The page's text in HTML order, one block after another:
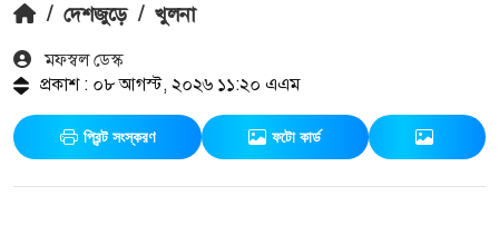
/ দেশজুড়ে / খুলনা
মফস্বল ডেস্ক
প্রকাশ : ০৮ আগস্ট, ২০২৬ ১১:২০ এএম
প্রিন্ট সংস্করণ ফটো কার্ড